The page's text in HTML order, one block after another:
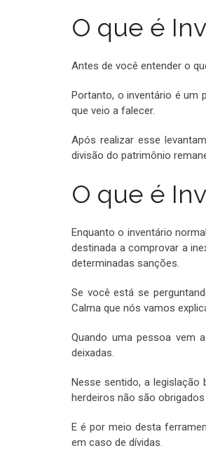
O que é
Antes de você entender o
Portanto, o inventário é um
que veio a falecer.
Após realizar esse
divisão do patrimônio
O que é
Enquanto o inventário
destinada a comprovar a
determinadas sanções.
Se você está se
Calma que nós vamos
Quando uma pessoa vem
deixadas.
Nesse sentido, a
herdeiros não são
E é por meio desta
em caso de dívidas.